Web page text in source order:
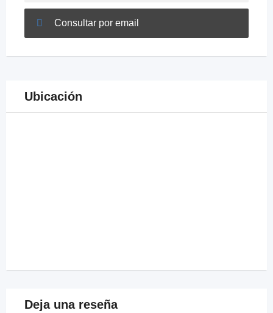
Consultar por email
Ubicación
Deja una reseña